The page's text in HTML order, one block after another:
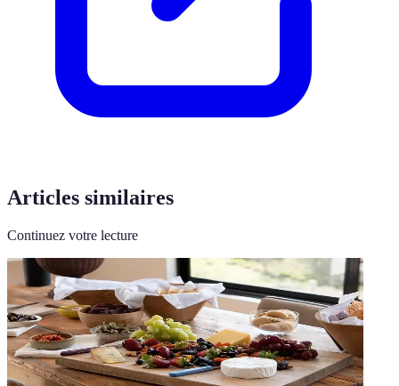
Articles similaires
Continuez votre lecture